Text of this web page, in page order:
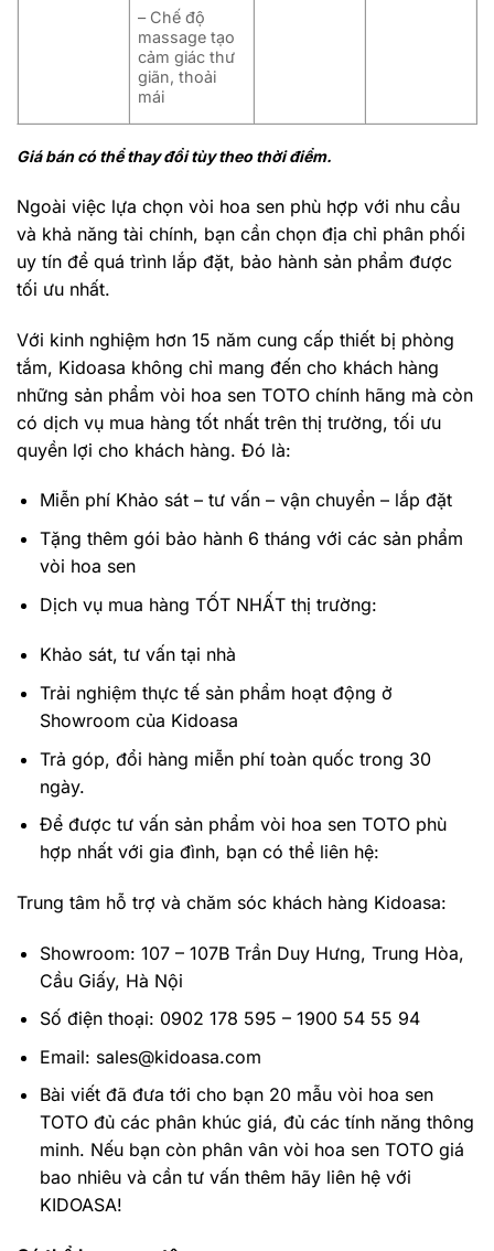
– Chế độ
massage tạo
cảm giác thư
giãn, thoải
mái
Giá bán có thể thay đổi tùy theo thời điểm.
Ngoài việc lựa chọn vòi hoa sen phù hợp với nhu cầu
và khả năng tài chính, bạn cần chọn địa chỉ phân phối
uy tín để quá trình lắp đặt, bảo hành sản phẩm được
tối ưu nhất.
Với kinh nghiệm hơn 15 năm cung cấp thiết bị phòng
tắm, Kidoasa không chỉ mang đến cho khách hàng
những sản phẩm vòi hoa sen TOTO chính hãng mà còn
có dịch vụ mua hàng tốt nhất trên thị trường, tối ưu
quyền lợi cho khách hàng. Đó là:
Miễn phí Khảo sát – tư vấn – vận chuyển – lắp đặt
Tặng thêm gói bảo hành 6 tháng với các sản phẩm
vòi hoa sen
Dịch vụ mua hàng TỐT NHẤT thị trường:
Khảo sát, tư vấn tại nhà
Trải nghiệm thực tế sản phẩm hoạt động ở
Showroom của Kidoasa
Trả góp, đổi hàng miễn phí toàn quốc trong 30
ngày.
Để được tư vấn sản phẩm vòi hoa sen TOTO phù
hợp nhất với gia đình, bạn có thể liên hệ:
Trung tâm hỗ trợ và chăm sóc khách hàng Kidoasa:
Showroom: 107 – 107B Trần Duy Hưng, Trung Hòa,
Cầu Giấy, Hà Nội
Số điện thoại: 0902 178 595 – 1900 54 55 94
Email: sales@kidoasa.com
Bài viết đã đưa tới cho bạn 20 mẫu vòi hoa sen
TOTO đủ các phân khúc giá, đủ các tính năng thông
minh. Nếu bạn còn phân vân vòi hoa sen TOTO giá
bao nhiêu và cần tư vấn thêm hãy liên hệ với
KIDOASA!